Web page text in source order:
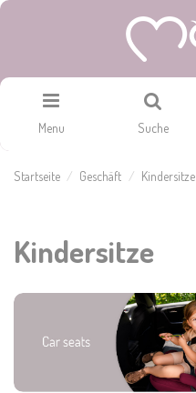
Menu Suche
Startseite Geschäft Kindersitze
Kindersitze